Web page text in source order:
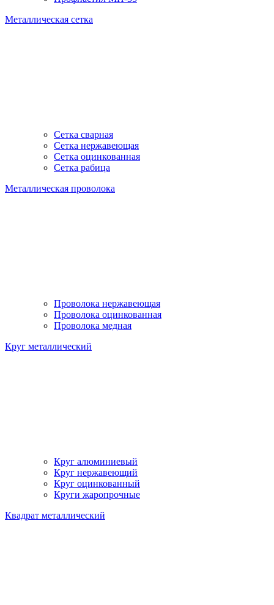
Металлическая сетка
Сетка сварная
Сетка нержавеющая
Сетка оцинкованная
Сетка рабица
Металлическая проволока
Проволока нержавеющая
Проволока оцинкованная
Проволока медная
Круг металлический
Круг алюминиевый
Круг нержавеющий
Круг оцинкованный
Круги жаропрочные
Квадрат металлический